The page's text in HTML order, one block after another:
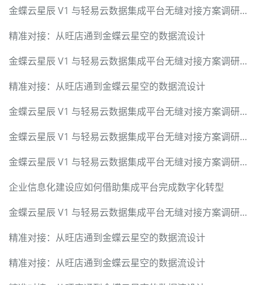
金蝶云星辰 V1 与轻易云数据集成平台无缝对接方案调研报告
精准对接：从旺店通到金蝶云星空的数据流设计
金蝶云星辰 V1 与轻易云数据集成平台无缝对接方案调研报告
精准对接：从旺店通到金蝶云星空的数据流设计
金蝶云星辰 V1 与轻易云数据集成平台无缝对接方案调研报告
金蝶云星辰 V1 与轻易云数据集成平台无缝对接方案调研报告
金蝶云星辰 V1 与轻易云数据集成平台无缝对接方案调研报告
企业信息化建设应如何借助集成平台完成数字化转型
金蝶云星辰 V1 与轻易云数据集成平台无缝对接方案调研报告
精准对接：从旺店通到金蝶云星空的数据流设计
精准对接：从旺店通到金蝶云星空的数据流设计